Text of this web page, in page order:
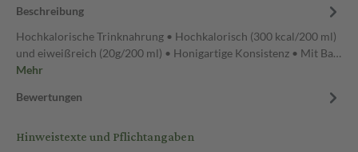
Beschreibung
Hochkalorische Trinknahrung • Hochkalorisch (300 kcal/200 ml)
und eiweißreich (20g/200 ml) • Honigartige Konsistenz • Mit Ba…
Mehr
Bewertungen
Hinweistexte und Pflichtangaben